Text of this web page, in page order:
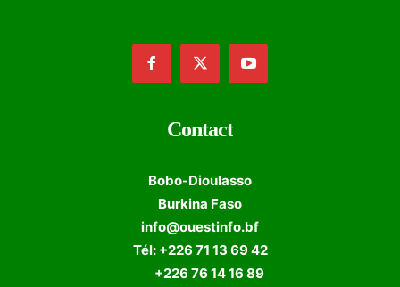
Contact
Bobo-Dioulasso
Burkina Faso
info@ouestinfo.bf
Tél: +226 71 13 69 42
+226 76 14 16 89